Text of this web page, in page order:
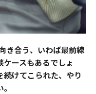
き合う、いわば最前線
ースもあるでしょ
けてこられた、やり